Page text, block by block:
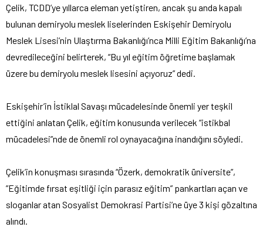
Çelik, TCDD’ye yıllarca eleman yetiştiren, ancak şu anda kapalı
bulunan demiryolu meslek liselerinden Eskişehir Demiryolu
Meslek Lisesi’nin Ulaştırma Bakanlığı’nca Milli Eğitim Bakanlığı’na
devredileceğini belirterek, “Bu yıl eğitim öğretime başlamak
üzere bu demiryolu meslek lisesini açıyoruz” dedi.
Eskişehir’in İstiklal Savaşı mücadelesinde önemli yer teşkil
ettiğini anlatan Çelik, eğitim konusunda verilecek “istikbal
mücadelesi”nde de önemli rol oynayacağına inandığını söyledi.
Çelik’in konuşması sırasında “Özerk, demokratik üniversite”,
”Eğitimde fırsat eşitliği için parasız eğitim” pankartları açan ve
sloganlar atan Sosyalist Demokrasi Partisi’ne üye 3 kişi gözaltına
alındı.